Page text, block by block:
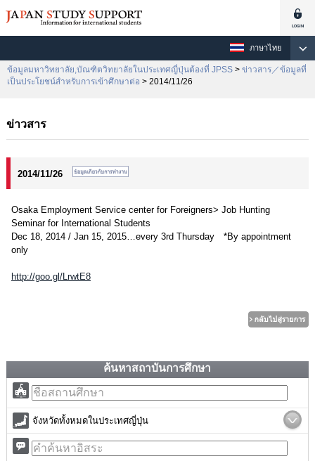
ภาษาไทย
ข้อมูลมหาวิทยาลัย,บัณฑิตวิทยาลัยในประเทศญี่ปุ่นต้องที่ JPSS > ข่าวสาร／ข้อมูลที่
เป็นประโยชน์สำหรับการเข้าศึกษาต่อ > 2014/11/26
ข่าวสาร
2014/11/26
Osaka Employment Service center for Foreigners> Job Hunting
Seminar for International Students
Dec 18, 2014 / Jan 15, 2015…every 3rd Thursday *By appointment
only
http://goo.gl/LrwtE8
ค้นหาสถาบันการศึกษา
จังหวัดทั้งหมดในประเทศญี่ปุ่น